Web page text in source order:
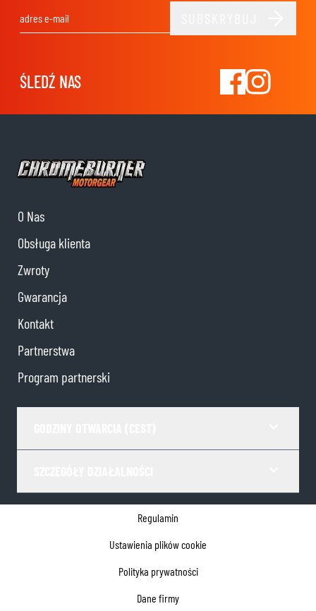
ŚLEDŹ NAS
O Nas
Obsługa klienta
Zwroty
Gwarancja
Kontakt
Partnerstwa
Program partnerski
Regulamin
Ustawienia plików cookie
Polityka prywatności
Dane firmy